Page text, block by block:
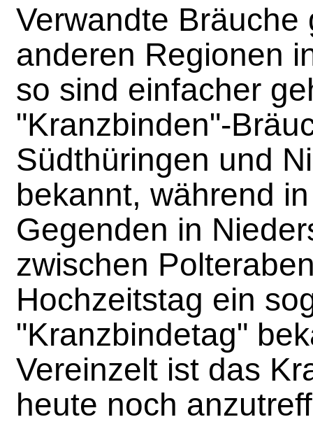
Verwandte Bräuche
anderen Regionen
so sind einfacher
"Kranzbinden"-
Südthüringen und
bekannt, während
Gegenden in
zwischen
Hochzeitstag ein
"Kranzbindetag"
Vereinzelt ist das
heute noch